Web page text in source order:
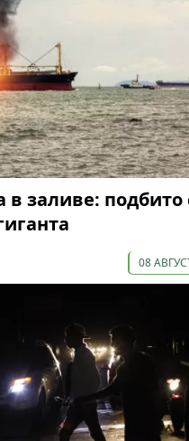
в заливе: подбито
08